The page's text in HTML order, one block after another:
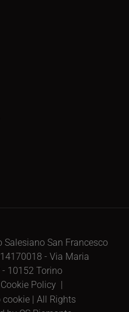
San Francesco
- Via Maria
10152 Torino
Cookie Policy |
cookie| All Rights